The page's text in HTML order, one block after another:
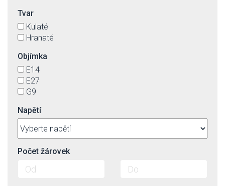
Tvar
Kulaté
Hranaté
Objímka
E14
E27
G9
Napětí
Počet žárovek